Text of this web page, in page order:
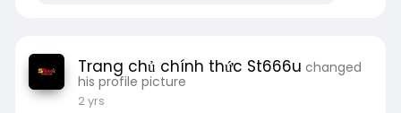
Trang chủ chính thức St666u changed
his profile picture
2 yrs